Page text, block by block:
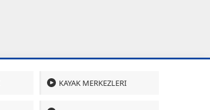
KAYAK MERKEZLERI